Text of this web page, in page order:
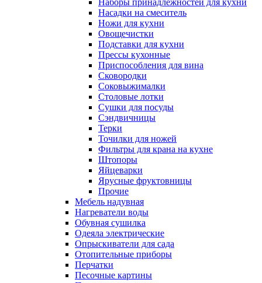
Наборы принадлежностей для кухни
Насадки на смеситель
Ножи для кухни
Овощечистки
Подставки для кухни
Прессы кухонные
Приспособления для вина
Сковородки
Соковыжималки
Столовые лотки
Сушки для посуды
Сэндвичницы
Терки
Точилки для ножей
Фильтры для крана на кухне
Штопоры
Яйцеварки
Ярусные фруктовницы
Прочие
Мебель надувная
Нагреватели воды
Обувная сушилка
Одеяла электрические
Опрыскиватели для сада
Отопительные приборы
Перчатки
Песочные картины